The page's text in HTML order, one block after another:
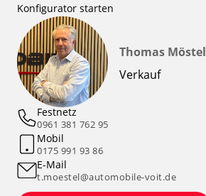
Konfigurator starten
Thomas Möstel
Verkauf
Festnetz
0961 381 762 95
Mobil
0175 991 93 86
E-Mail
t.moestel@automobile-voit.de